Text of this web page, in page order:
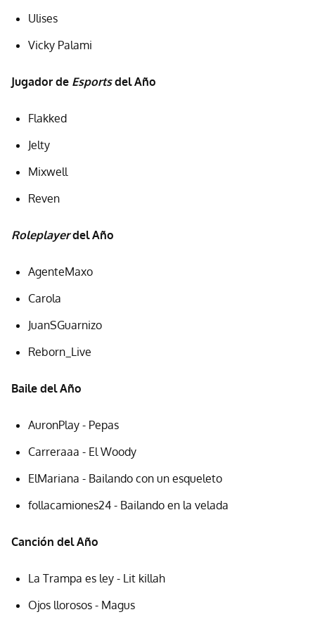
Ulises
Vicky Palami
Jugador de Esportsdel Año
Flakked
Jelty
Mixwell
Reven
Roleplayerdel Año
AgenteMaxo
Carola
JuanSGuarnizo
Reborn_Live
Baile del Año
AuronPlay - Pepas
Carreraaa - El Woody
ElMariana - Bailando con un esqueleto
follacamiones24 - Bailando en la velada
Canción del Año
La Trampa es ley - Lit killah
Ojos llorosos - Magus